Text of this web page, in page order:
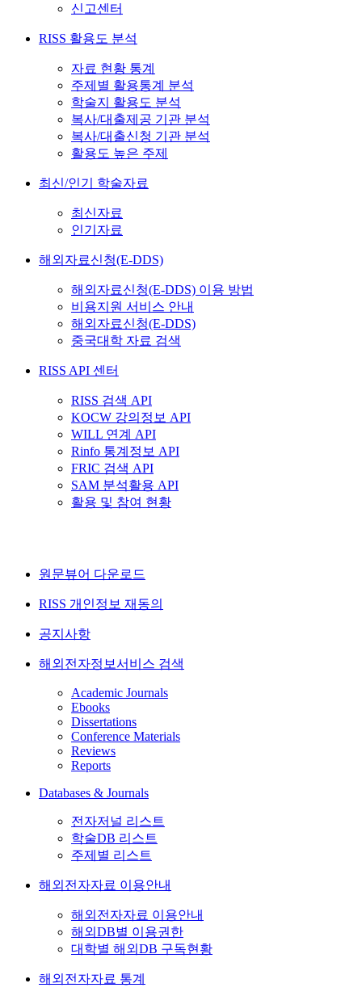
신고센터
RISS 활용도 분석
자료 현황 통계
주제별 활용통계 분석
학술지 활용도 분석
복사/대출제공 기관 분석
복사/대출신청 기관 분석
활용도 높은 주제
최신/인기 학술자료
최신자료
인기자료
해외자료신청(E-DDS)
해외자료신청(E-DDS) 이용 방법
비용지원 서비스 안내
해외자료신청(E-DDS)
중국대학 자료 검색
RISS API 센터
RISS 검색 API
KOCW 강의정보 API
WILL 연계 API
Rinfo 통계정보 API
FRIC 검색 API
SAM 분석활용 API
활용 및 참여 현황
원문뷰어 다운로드
RISS 개인정보 재동의
공지사항
해외전자정보서비스 검색
Academic Journals
Ebooks
Dissertations
Conference Materials
Reviews
Reports
Databases & Journals
전자저널 리스트
학술DB 리스트
주제별 리스트
해외전자자료 이용안내
해외전자자료 이용안내
해외DB별 이용권한
대학별 해외DB 구독현황
해외전자자료 통계